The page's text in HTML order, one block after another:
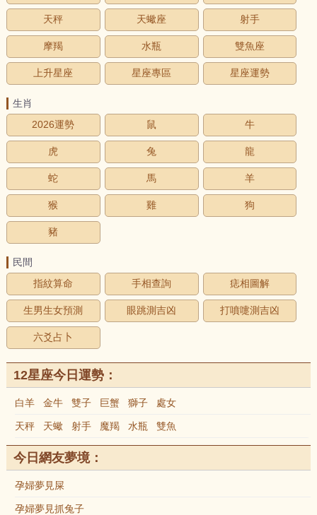
天秤 天蠍座 射手
摩羯 水瓶 雙魚座
上升星座 星座專區 星座運勢
生肖
2026運勢
鼠 牛
虎 兔 龍
蛇 馬 羊
猴 雞 狗
豬
民間
指紋算命
手相查詢 痣相圖解
生男生女預測 眼跳測吉凶 打噴嚏測吉凶
六爻占卜
12星座今日運勢：
白羊 金牛 雙子 巨蟹 獅子 處女
天秤 天蠍 射手 魔羯 水瓶 雙魚
今日網友夢境：
孕婦夢見屎
孕婦夢見抓兔子